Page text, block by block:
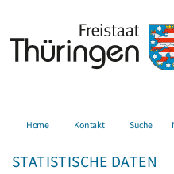
Home Kontakt Suche
STATISTISCHE DATEN